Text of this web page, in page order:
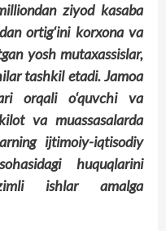
ziyod kasaba
ortig‘ini korxona va
yosh mutaxassislar,
tashkil etadi. Jamoa
orqali o‘quvchi va
va muassasalarda
ijtimoiy-iqtisodiy
huquqlarini
ishlar amalga